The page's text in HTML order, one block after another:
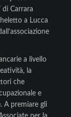
Carrara
a Lucca
a livello
la
che
e
A premiare gli